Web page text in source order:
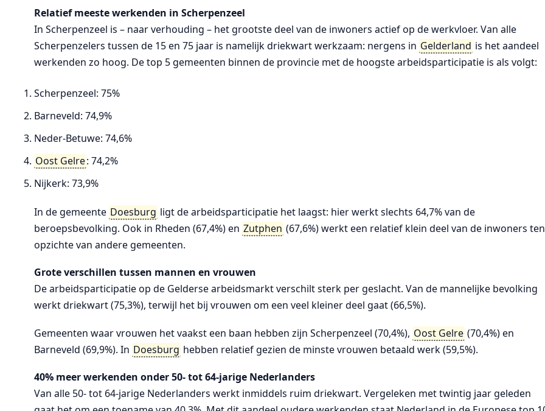
Relatief meeste werkenden in Scherpenzeel
In Scherpenzeel is – naar verhouding – het grootste deel van de inwoners actief op de werkvloer. Van alle
Scherpenzelers tussen de 15 en 75 jaar is namelijk driekwart werkzaam: nergens in Gelderland is het aandeel
werkenden zo hoog. De top 5 gemeenten binnen de provincie met de hoogste arbeidsparticipatie is als volgt:
Scherpenzeel: 75%
Barneveld: 74,9%
Neder-Betuwe: 74,6%
Oost Gelre: 74,2%
Nijkerk: 73,9%
In de gemeente Doesburg ligt de arbeidsparticipatie het laagst: hier werkt slechts 64,7% van de
beroepsbevolking. Ook in Rheden (67,4%) en Zutphen (67,6%) werkt een relatief klein deel van de inwoners ten
opzichte van andere gemeenten.
Grote verschillen tussen mannen en vrouwen
De arbeidsparticipatie op de Gelderse arbeidsmarkt verschilt sterk per geslacht. Van de mannelijke bevolking
werkt driekwart (75,3%), terwijl het bij vrouwen om een veel kleiner deel gaat (66,5%).
Gemeenten waar vrouwen het vaakst een baan hebben zijn Scherpenzeel (70,4%), Oost Gelre (70,4%) en
Barneveld (69,9%). In Doesburg hebben relatief gezien de minste vrouwen betaald werk (59,5%).
40% meer werkenden onder 50- tot 64-jarige Nederlanders
Van alle 50- tot 64-jarige Nederlanders werkt inmiddels ruim driekwart. Vergeleken met twintig jaar geleden